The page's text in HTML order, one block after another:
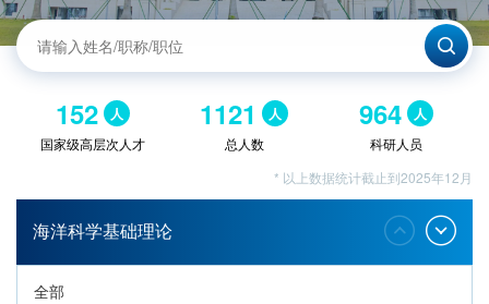
152 人
国家级高层次人才
1121 人
总人数
964 人
科研人员
* 以上数据统计截止到2025年12月
海洋科学基础理论
全部